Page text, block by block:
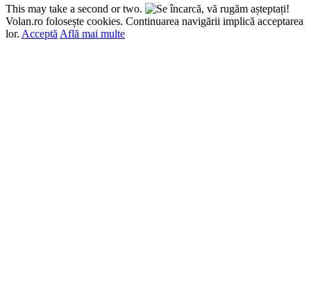
This may take a second or two.
Volan.ro folosește cookies. Continuarea navigării implică acceptarea
lor. Acceptă Află mai multe